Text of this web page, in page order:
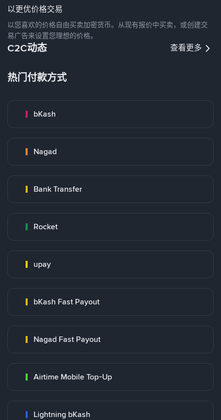
以更优价格交易
以您喜欢的价格自由买卖加密货币。从现有报价中买卖，或创建交
易广告来设置您理想的价格。
C2C动态 查看更多
热门付款方式
bKash
Nagad
Bank Transfer
Rocket
upay
bKash Fast Payout
Nagad Fast Payout
Airtime Mobile Top-Up
Lightning bKash